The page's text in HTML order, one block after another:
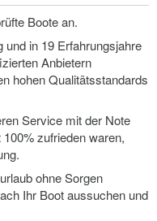
Boote an.
und in 19 Erfahrungsjahre
Anbietern
hohen Qualitätsstandards
Service mit der Note
zufrieden waren,
ohne Sorgen
Ihr Boot aussuchen und